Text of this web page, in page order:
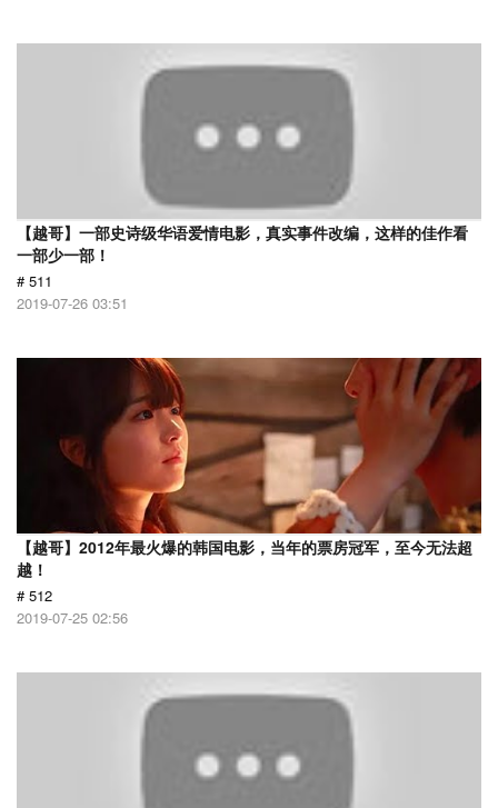
【越哥】一部史诗级华语爱情电影，真实事件改编，这样的佳作看
一部少一部！
# 511
2019-07-26 03:51
【越哥】2012年最火爆的韩国电影，当年的票房冠军，至今无法超
越！
# 512
2019-07-25 02:56